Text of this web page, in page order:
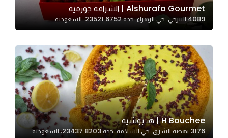
Alshurafa Gourmet | الشرافة جورمية
4089 البترجي، حي الزهراء، جدة 23521 6752، السعودية
H Bouchee | هـ بوشيه
3176 نهضة الشرق، حي السلامة، جدة 23437 8203، السعودية
Marketing
By sharing
interests and
behavior as
you visit our
site, you
increase the
chance of
seeing